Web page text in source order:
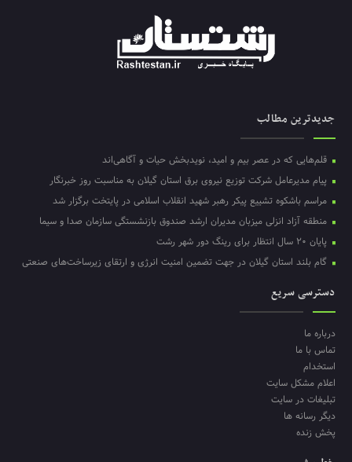
جدیدترین مطالب
قلم‌هایی که در عصر بیم و امید، نویدبخش حیات و آگاهی‌اند
پیام مدیرعامل شرکت توزیع نیروی برق استان گیلان به مناسبت روز خبرنگار ‌
مراسم باشکوه تشییع پیکر رهبر شهید انقلاب اسلامی در پایتخت برگزار شد
منطقه آزاد انزلی میزبان مدیران ارشد صندوق بازنشستگی سازمان صدا و سیما
پایان ۲۰ سال انتظار برای رینگ دور شهر رشت
گام بلند استان گیلان در جهت تضمین امنیت انرژی و ارتقای زیرساخت‌های صنعتی
دسترسی سریع
درباره ما
تماس با ما
استخدام
اعلام مشکل سایت
تبلیغات در سایت
دیگر رسانه ها
پخش زنده